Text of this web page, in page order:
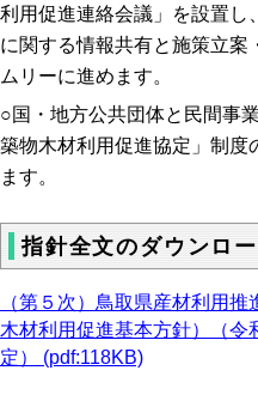
利用促進連絡会議」を設置し
に関する情報共有と施策立案
ムリーに進めます。
○国・地方公共団体と民間事
築物木材利用促進協定」制度
ます。
指針全文のダウンロ
（第５次）鳥取県産材利用推
木材利用促進基本方針）（令
定） (pdf:118KB)